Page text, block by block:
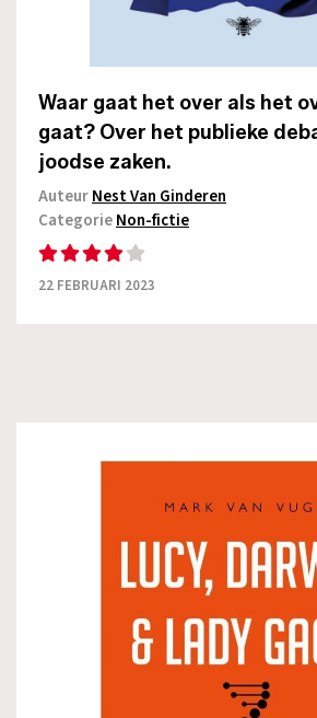
Waar gaat het over als het
gaat? Over het publieke
joodse zaken.
AuteurNest Van Ginderen
CategorieNon-fictie
22 FEBRUARI 2023